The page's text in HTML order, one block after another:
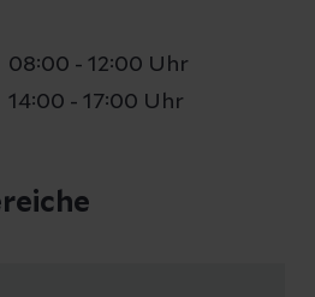
08:00 - 12:00 Uhr
14:00 - 17:00 Uhr